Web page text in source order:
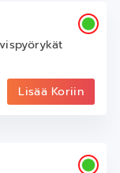
Lisää Koriin